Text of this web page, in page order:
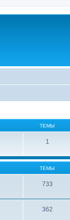
ТЕМЫ
1
ТЕМЫ
733
362